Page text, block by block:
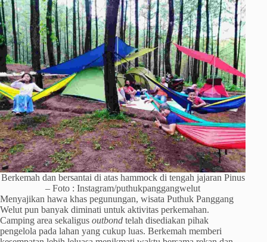
Berkemah dan bersantai di atas hammock di tengah jajaran Pinus
– Foto : Instagram/puthukpanggangwelut
Menyajikan hawa khas pegunungan, wisata Puthuk Panggang
Welut pun banyak diminati untuk aktivitas perkemahan.
Camping area sekaligus outbond telah disediakan pihak
pengelola pada lahan yang cukup luas. Berkemah memberi